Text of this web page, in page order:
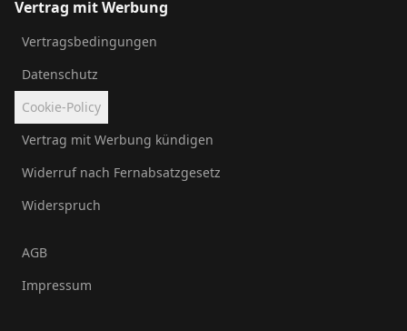
Vertrag mit Werbung
Vertragsbedingungen
Datenschutz
Cookie-Policy
Vertrag mit Werbung kündigen
Widerruf nach Fernabsatzgesetz
Widerspruch
AGB
Impressum